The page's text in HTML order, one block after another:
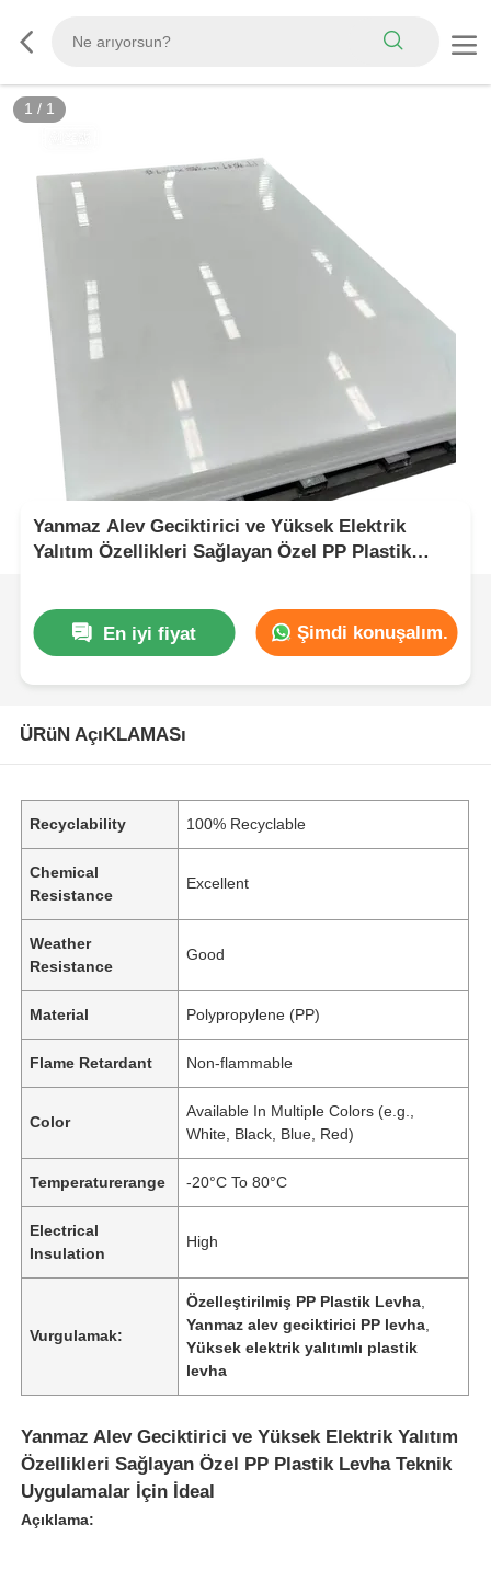
1 / 1
Yanmaz Alev Geciktirici ve Yüksek Elektrik
Yalıtım Özellikleri Sağlayan Özel PP Plastik
En iyi fiyat Şimdi konuşalım.
ÜRüN AçıKLAMASı
Recyclability 100% Recyclable
Chemical
Resistance
Excellent
Weather
Resistance
Good
Material Polypropylene (PP)
Flame Retardant Non-flammable
Color
Available In Multiple Colors (e.g.,
White, Black, Blue, Red)
Temperaturerange -20°C To 80°C
Electrical
Insulation
High
Vurgulamak:
Özelleştirilmiş PP Plastik Levha
Yanmaz alev geciktirici PP levha
Yüksek elektrik yalıtımlı plastik
levha
Yanmaz Alev Geciktirici ve Yüksek Elektrik Yalıtım
Özellikleri Sağlayan Özel PP Plastik Levha Teknik
Uygulamalar İçin İdeal
Açıklama: